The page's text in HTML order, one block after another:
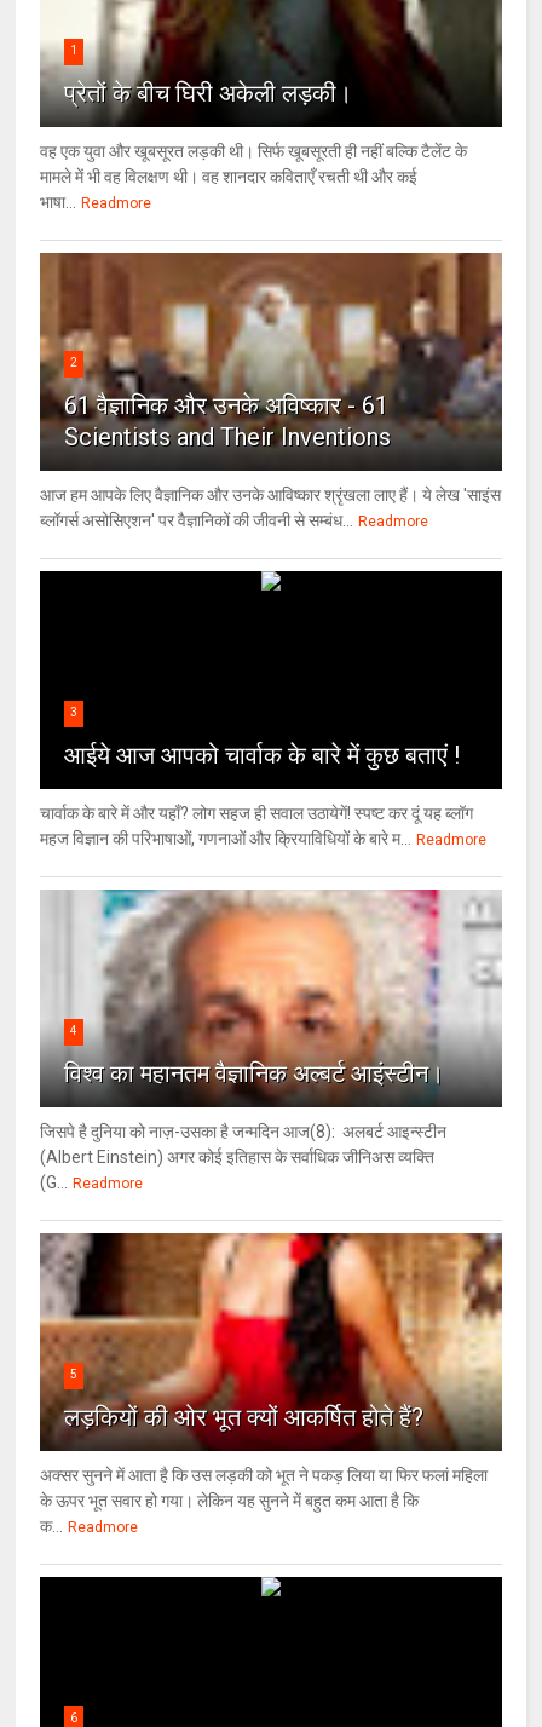
1
प्रेतों के बीच घिरी अकेली लड़की।
वह एक युवा और खूबसूरत लड़की थी। सिर्फ खूबसूरती ही नहीं बल्कि टैलेंट के
मामले में भी वह विलक्षण थी। वह शानदार कविताएँ रचती थी और कई
भाषा...
Readmore
2
61 वैज्ञानिक और उनके अविष्कार - 61
Scientists and Their Inventions
आज हम आपके लिए वैज्ञानिक और उनके आविष्कार श्रृंखला लाए हैं। ये लेख 'साइंस
ब्लॉगर्स असोसिएशन' पर वैज्ञा‍निकों की जीवनी से सम्बंध...
Readmore
3
आईये आज आपको चार्वाक के बारे में कुछ बताएं !
चार्वाक के बारे में और यहाँ? लोग सहज ही सवाल उठायेगें! स्पष्ट कर दूं यह ब्लॉग
महज विज्ञान की परिभाषाओं, गणनाओं और क्रियाविधियों के बारे म...
Readmore
4
विश्‍व का महानतम वैज्ञानिक अल्बर्ट आइंस्टीन।
जिसपे है दुनिया को नाज़-उसका है जन्मदिन आज(8): अलबर्ट आइन्स्टीन
(Albert Einstein) अगर कोई इतिहास के सर्वाधिक जीनिअस व्यक्ति
(G...
Readmore
5
लड़कियों की ओर भूत क्‍यों आकर्षित होते हैं?
अक्सर सुनने में आता है कि उस लड़की को भूत ने पकड़ लिया या फिर फलां महिला
के ऊपर भूत सवार हो गया। लेकिन यह सुनने में बहुत कम आता है कि
क...
Readmore
6